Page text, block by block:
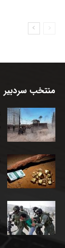
منتخب سردبیر